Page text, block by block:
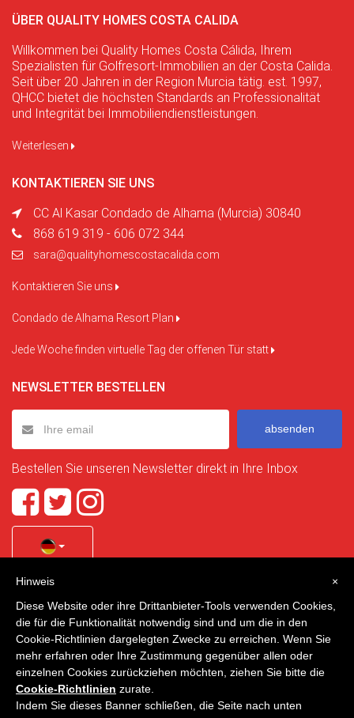
ÜBER QUALITY HOMES COSTA CALIDA
Willkommen bei Quality Homes Costa Cálida, Ihrem
Spezialisten für Golfresort-Immobilien an der Costa Calida.
Seit über 20 Jahren in der Region Murcia tätig. est. 1997,
QHCC bietet die höchsten Standards an Professionalität
und Integrität bei Immobiliendienstleistungen.
Weiterlesen
KONTAKTIEREN SIE UNS
CC Al Kasar Condado de Alhama (Murcia) 30840
868 619 319 - 606 072 344
sara@qualityhomescostacalida.com
Kontaktieren Sie uns
Condado de Alhama Resort Plan
Jede Woche finden virtuelle Tag der offenen Tür statt
NEWSLETTER BESTELLEN
absenden
Bestellen Sie unseren Newsletter direkt in Ihre Inbox
Quality Homes Costa Calida is a registered trademark of
La Manga Holiday Home SL duly registered with CIF / tax
no. B-30750053 and address: Bella Luz 07-05, 30389 La
Manga Club, Cartagena, Murcia, Spain.
Quality Homes Costa Cálida - Alle Rechte vorbehalten
×
Hinweis
Diese Website oder ihre Drittanbieter-Tools verwenden Cookies,
die für die Funktionalität notwendig sind und um die in den
Cookie-Richtlinien dargelegten Zwecke zu erreichen. Wenn Sie
mehr erfahren oder Ihre Zustimmung gegenüber allen oder
einzelnen Cookies zurückziehen möchten, ziehen Sie bitte die
Cookie-Richtlinien zurate.
Indem Sie dieses Banner schließen, die Seite nach unten